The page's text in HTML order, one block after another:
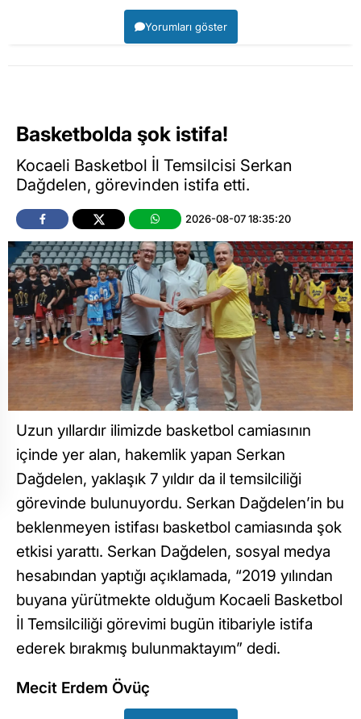
Yorumları göster
Basketbolda şok istifa!
Kocaeli Basketbol İl Temsilcisi Serkan
Dağdelen, görevinden istifa etti.
2026-08-07 18:35:20
Uzun yıllardır ilimizde basketbol camiasının
içinde yer alan, hakemlik yapan Serkan
Dağdelen, yaklaşık 7 yıldır da il temsilciliği
görevinde bulunuyordu. Serkan Dağdelen’in bu
beklenmeyen istifası basketbol camiasında şok
etkisi yarattı. Serkan Dağdelen, sosyal medya
hesabından yaptığı açıklamada, “2019 yılından
buyana yürütmekte olduğum Kocaeli Basketbol
İl Temsilciliği görevimi bugün itibariyle istifa
ederek bırakmış bulunmaktayım” dedi.
Mecit Erdem Övüç